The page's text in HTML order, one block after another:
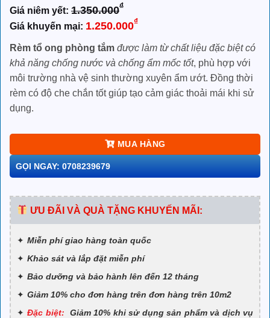
1.350.000₫
Giá
gốc
là:
1.350.000₫.
1.250.000₫Giá
tại
là:
1.250.000₫.
Rèm tổ ong phòng tắm được làm từ chất liệu đặc biệt có
khả năng chống nước và chống ẩm mốc tốt, phù hợp với
môi trường nhà vệ sinh thường xuyên ẩm ướt. Đồng thời
rèm có độ che chắn tốt giúp tạo cảm giác thoải mái khi sử
dụng.
MUA HÀNG
GỌI NGAY: 0708239679
ƯU ĐÃI VÀ QUÀ TẶNG KHUYẾN MÃI:
Miễn phí giao hàng toàn quốc
Khảo sát và lắp đặt miễn phí
Bảo dưỡng và bảo hành lên đến 12 tháng
Giảm 10% cho đơn hàng trên đơn hàng trên 10m2
Đặc biệt: Giảm 10% khi sử dụng sản phẩm và dịch vụ